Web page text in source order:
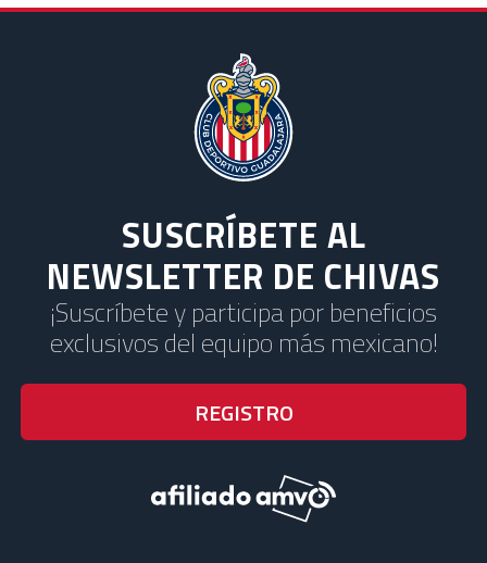
SUSCRÍBETE AL
NEWSLETTER DE CHIVAS
¡Suscríbete y participa por beneficios
exclusivos del equipo más mexicano!